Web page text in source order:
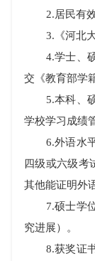
2.居民有
3. 《河北
4.学士、
交《教育部学
5.本科、
学校学习成绩
6.外语水
四级或六级考
其他能证明外
7.硕士学
究进展）。
8.获奖证